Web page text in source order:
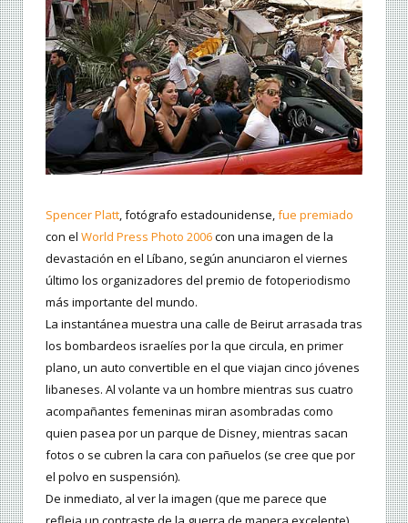
Spencer Platt , fotógrafo estadounidense, fue premiado
con el World Press Photo 2006con una imagen de la
devastación en el Líbano, según anunciaron el viernes
último los organizadores del premio de fotoperiodismo
más importante del mundo.
La instantánea muestra una calle de Beirut arrasada tras
los bombardeos israelíes por la que circula, en primer
plano, un auto convertible en el que viajan cinco jóvenes
libaneses. Al volante va un hombre mientras sus cuatro
acompañantes femeninas miran asombradas como
quien pasea por un parque de Disney, mientras sacan
fotos o se cubren la cara con pañuelos (se cree que por
el polvo en suspensión).
De inmediato, al ver la imagen (que me parece que